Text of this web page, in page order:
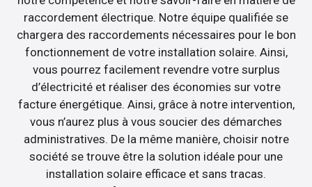
raccordement électrique. Notre équipe qualifiée se
chargera des raccordements nécessaires pour le bon
fonctionnement de votre installation solaire. Ainsi,
vous pourrez facilement revendre votre surplus
d’électricité et réaliser des économies sur votre
facture énergétique. Ainsi, grâce à notre intervention,
vous n’aurez plus à vous soucier des démarches
administratives. De la même manière, choisir notre
société se trouve être la solution idéale pour une
installation solaire efficace et sans tracas.